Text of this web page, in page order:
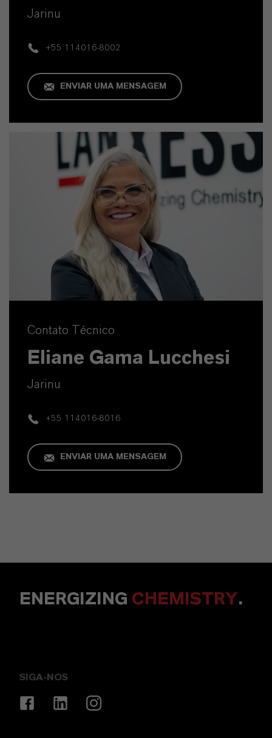
Jarinu
+55 114016-8002
ENVIAR UMA MENSAGEM
Contato Técnico
Eliane Gama Lucchesi
Jarinu
+55 114016-8016
ENVIAR UMA MENSAGEM
ENERGIZING CHEMISTRY.
SIGA-NOS